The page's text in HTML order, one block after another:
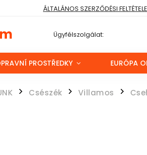
ÁLTALÁNOS SZERZŐDÉSI
Ügyfélszolgálat:
PROSTŘEDKY EURÓPA
/ Csészék / Villamos /